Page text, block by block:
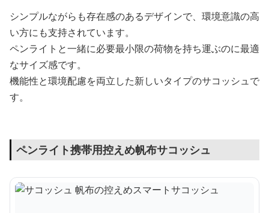
シンプルながらも存在感のあるデザインで、環境意識の高
い方にも支持されています。
ペンライトと一緒に必要最小限の荷物を持ち運ぶのに最適
なサイズ感です。
機能性と環境配慮を両立した新しいタイプのサコッシュで
す。
ペンライト携帯用控えめ帆布サコッシュ